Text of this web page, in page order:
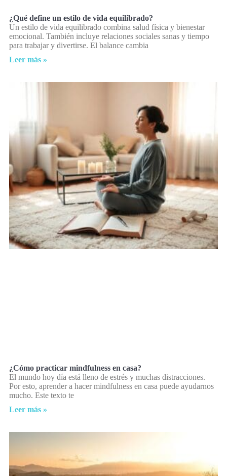
¿Qué define un estilo de vida equilibrado?
Un estilo de vida equilibrado combina salud física y bienestar
emocional. También incluye relaciones sociales sanas y tiempo
para trabajar y divertirse. El balance cambia
Leer más »
¿Cómo practicar mindfulness en casa?
El mundo hoy día está lleno de estrés y muchas distracciones.
Por esto, aprender a hacer mindfulness en casa puede ayudarnos
mucho. Este texto te
Leer más »